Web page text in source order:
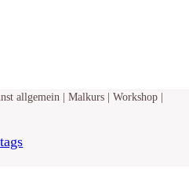
allgemein | Malkurs | Workshop |